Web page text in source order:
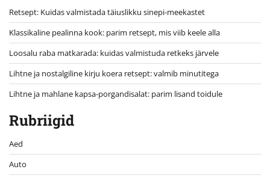
Retsept: Kuidas valmistada täiuslikku sinepi-meekastet
Klassikaline pealinna kook: parim retsept, mis viib keele alla
Loosalu raba matkarada: kuidas valmistuda retkeks järvele
Lihtne ja nostalgiline kirju koera retsept: valmib minutitega
Lihtne ja mahlane kapsa-porgandisalat: parim lisand toidule
Rubriigid
Aed
Auto